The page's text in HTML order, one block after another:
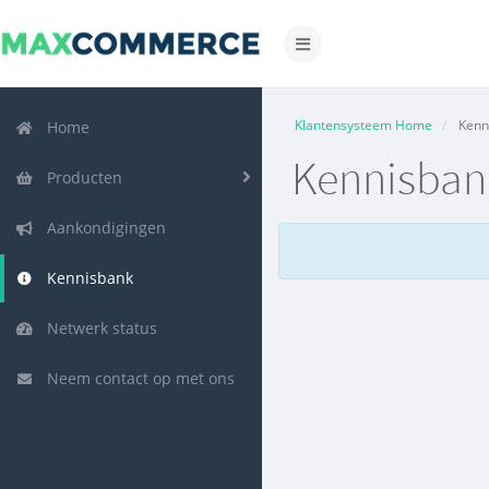
Navigatie
Home
Producten
Aankondigingen
Kennisbank
Netwerk status
Neem contact op met ons
Klantensysteem Home